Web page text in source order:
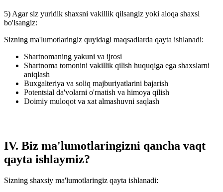
5) Agar siz yuridik shaxsni vakillik qilsangiz yoki aloqa shaxsi
bo'lsangiz:
Sizning ma'lumotlaringiz quyidagi maqsadlarda qayta ishlanadi:
Shartnomaning yakuni va ijrosi
Shartnoma tomonini vakillik qilish huquqiga ega shaxslarni
aniqlash
Buxgalteriya va soliq majburiyatlarini bajarish
Potentsial da'volarni o'rnatish va himoya qilish
Doimiy muloqot va xat almashuvni saqlash
IV. Biz ma'lumotlaringizni qancha vaqt
qayta ishlaymiz?
Sizning shaxsiy ma'lumotlaringiz qayta ishlanadi: